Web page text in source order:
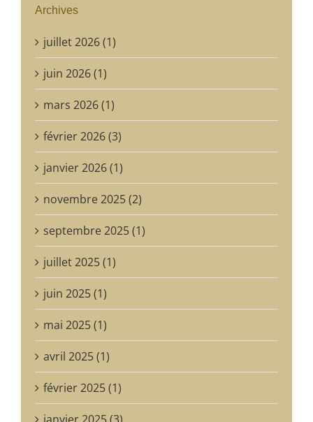
Archives
juillet 2026 (1)
juin 2026 (1)
mars 2026 (1)
février 2026 (3)
janvier 2026 (1)
novembre 2025 (2)
septembre 2025 (1)
juillet 2025 (1)
juin 2025 (1)
mai 2025 (1)
avril 2025 (1)
février 2025 (1)